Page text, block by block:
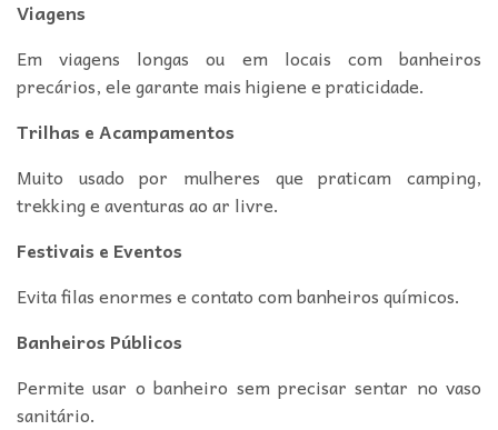
Viagens
Em viagens longas ou em locais com banheiros
precários, ele garante mais higiene e praticidade.
Trilhas e Acampamentos
Muito usado por mulheres que praticam camping,
trekking e aventuras ao ar livre.
Festivais e Eventos
Evita filas enormes e contato com banheiros químicos.
Banheiros Públicos
Permite usar o banheiro sem precisar sentar no vaso
sanitário.